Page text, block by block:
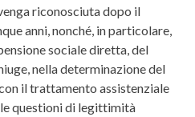
riconosciuta dopo il
anni, nonché, in particolare,
sociale diretta, del
nella determinazione del
il trattamento assistenziale
questioni di legittimità